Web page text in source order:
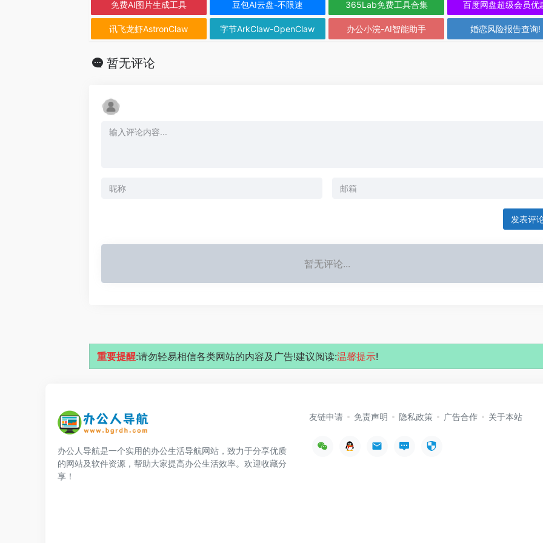
免费AI图片生成工具 豆包AI云盘-不限速 365Lab免费工具合集 百度网盘超级会员优
讯飞龙虾AstronClaw 字节ArkClaw-OpenClaw 办公小浣-AI智能助手 婚恋风险报告查询!
暂无评论
发表评
暂无评论...
重要提醒:请勿轻易相信各类网站的内容及广告!建议阅读:温馨提示!
办公人导航是一个实用的办公生活导航网站，致力于分享优质
的网站及软件资源，帮助大家提高办公生活效率。欢迎收藏分
享！
友链申请 免责声明 隐私政策 广告合作 关于本站